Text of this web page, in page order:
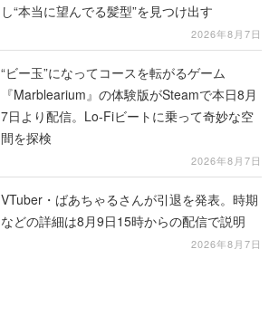
し“本当に望んでる髪型”を見つけ出す
2026年8月7日
“ビー玉”になってコースを転がるゲーム
『Marblearium』の体験版がSteamで本日8月
7日より配信。Lo-Fiビートに乗って奇妙な空
間を探検
2026年8月7日
VTuber・ばあちゃるさんが引退を発表。時期
などの詳細は8月9日15時からの配信で説明
2026年8月7日